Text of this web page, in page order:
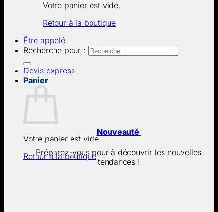
Votre panier est vide.
Retour à la boutique
Être appelé
Recherche pour :
Devis express
Panier
Votre panier est vide.
Retour à la boutique
Nouveauté
Préparez-vous pour à découvrir les nouvelles
tendances !